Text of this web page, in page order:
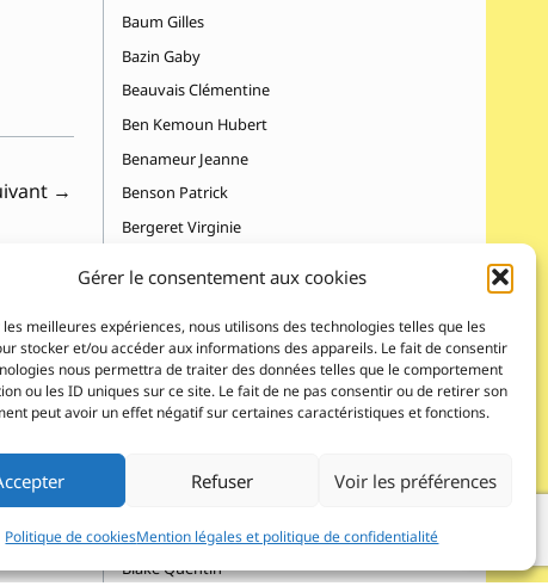
Gérer le consentement aux cookies
meilleures expériences, nous utilisons des technologies telles que les
stocker et/ou accéder aux informations des appareils. Le fait de consentir
nous permettra de traiter des données telles que le comportement
ou les ID uniques sur ce site. Le fait de ne pas consentir ou de retirer son
peut avoir un effet négatif sur certaines caractéristiques et fonctions.
Refuser Voir les préférences
Politique de cookiesMention légales et politique de confidentialité
→
Baum Gilles
Bazin Gaby
Beauvais Clémentine
Ben Kemoun Hubert
Benameur Jeanne
Benson Patrick
Bergeret Virginie
Bertrand Frédérique
Besnier Michel
Bigot Gigi, Matéo Pépito
Binet Juliette
Birba Lucile
Birmingham Christian
Blake Quentin